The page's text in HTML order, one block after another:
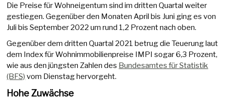
Die Preise für Wohneigentum sind im dritten Quartal weiter
gestiegen. Gegenüber den Monaten April bis Juni ging es von
Juli bis September 2022 um rund 1,2 Prozent nach oben.
Gegenüber dem dritten Quartal 2021 betrug die Teuerung laut
dem Index für Wohnimmobilienpreise IMPI sogar 6,3 Prozent,
wie aus den jüngsten Zahlen des Bundesamtes für Statistik
(BFS) vom Dienstag hervorgeht.
Hohe Zuwächse